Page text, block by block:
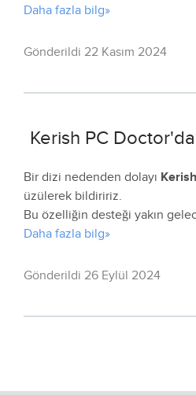
Daha fazla bilg»
Gönderildi 22 Kasım 2024
Kerish PC
Bir dizi nedenden dolayı
üzülerek bildiririz.
Bu özelliğin desteği yakın
Daha fazla bilg»
Gönderildi 26 Eylül 2024